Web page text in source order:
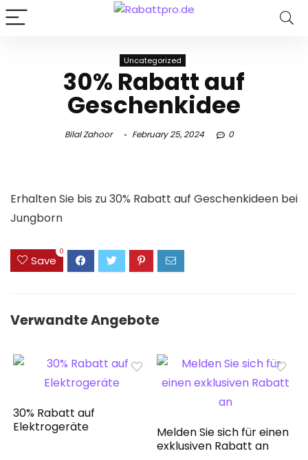
Uncategorized
30% Rabatt auf
Geschenkidee
Bilal Zahoor February 25, 2024 0
Erhalten Sie bis zu 30% Rabatt auf Geschenkideen bei
Jungborn
Save
0
Verwandte Angebote
30% Rabatt auf
Elektrogeräte
Melden Sie sich für einen
exklusiven Rabatt an